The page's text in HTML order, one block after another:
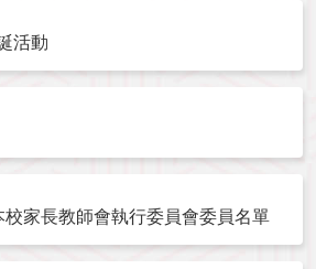
活動
家長教師會執行委員會委員名單